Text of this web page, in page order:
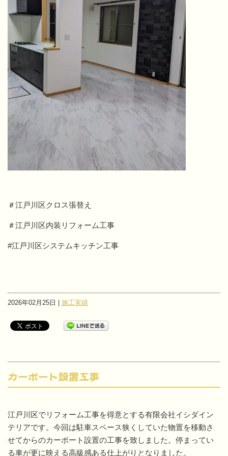
＃江戸川区クロス張替え
＃江戸川区内装リフォーム工事
#江戸川区システムキッチン工事
2026年02月25日 | 施工実績
カーポート設置工事
江戸川区でリフォーム工事を得意とする有限会社イシダイン
テリアです。今回は駐車スペース狭くしていた物置を移動さ
せてからのカーポート設置の工事を致しました。停まってい
る車が更に映える高級感ある仕上がりとなりました。